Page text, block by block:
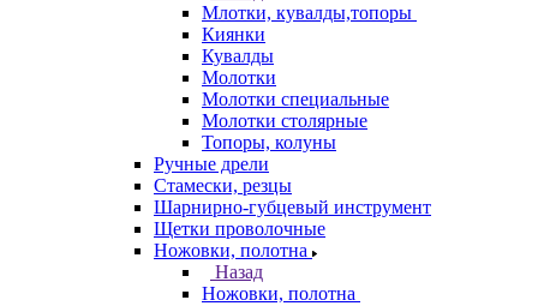
Млотки, кувалды,топоры
Киянки
Кувалды
Молотки
Молотки специальные
Молотки столярные
Топоры, колуны
Ручные дрели
Стамески, резцы
Шарнирно-губцевый инструмент
Щетки проволочные
Ножовки, полотна
Назад
Ножовки, полотна